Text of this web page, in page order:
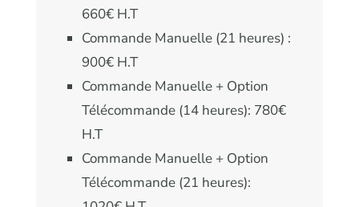
660€ H.T
Commande Manuelle (21 heures) :
900€ H.T
Commande Manuelle + Option
Télécommande (14 heures): 780€
H.T
Commande Manuelle + Option
Télécommande (21 heures):